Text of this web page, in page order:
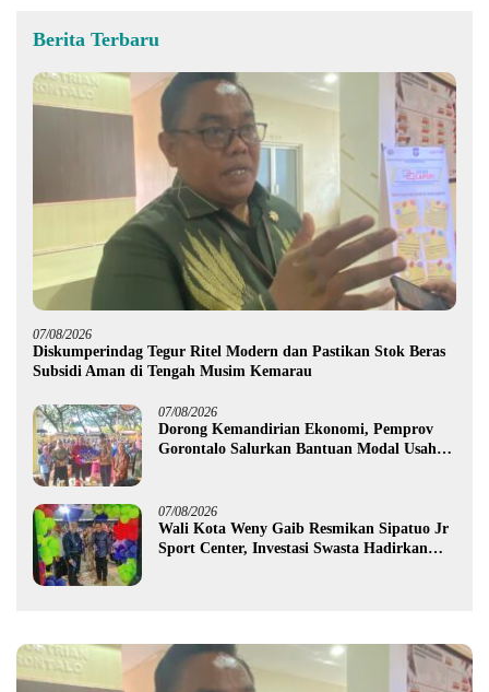
Berita Terbaru
07/08/2026
Diskumperindag Tegur Ritel Modern dan Pastikan Stok Beras
Subsidi Aman di Tengah Musim Kemarau
07/08/2026
Dorong Kemandirian Ekonomi, Pemprov
Gorontalo Salurkan Bantuan Modal Usaha
07/08/2026
Wali Kota Weny Gaib Resmikan Sipatuo Jr
Sport Center, Investasi Swasta Hadirkan